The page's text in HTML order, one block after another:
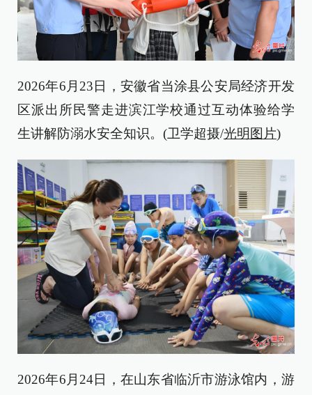
2026年6月23日，安徽省当涂县公安局经济开发
区派出所民警走进滨江学校通过互动体验给学
生讲解防溺水安全知识。(卫学超摄/光明图片)
2026年6月24日，在山东省临沂市游泳馆内，游